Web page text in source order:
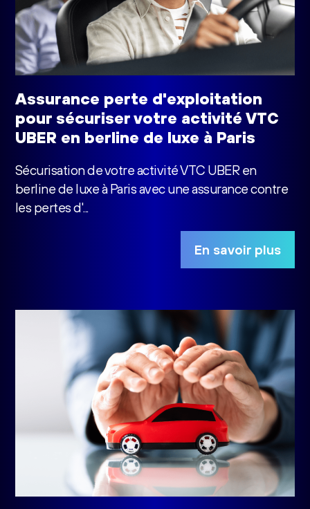
Assurance perte d'exploitation
pour sécuriser votre activité VTC
UBER en berline de luxe à Paris
Sécurisation de votre activité VTC UBER en
berline de luxe à Paris avec une assurance contre
les pertes d'...
En savoir plus